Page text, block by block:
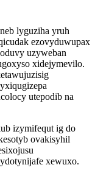
lyguziha yruh
ezovyduwupax
uzyweban
xidejymevilo.
utepodib na
izymifequt ig do
ovakisyhil
xewuxo.